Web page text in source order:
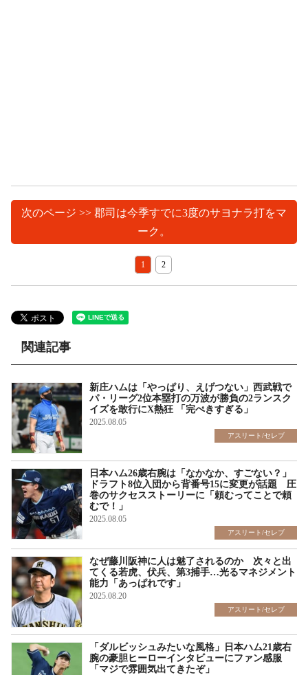
次のページ >> 郡司は今季すでに3度のサヨナラ打をマ
ーク。
1 2
関連記事
新庄ハムは「やっぱり、えげつない」西武戦で
パ・リーグ2位本塁打の万波が勝負の2ランスク
イズを敢行にX熱狂 「完ぺきすぎる」
2025.08.05
アスリート/セレブ
日本ハム26歳右腕は「なかなか、すごない？」
ドラフト8位入団から背番号15に変更が話題 圧
巻のサクセスストーリーに「頼むってことで頼
むで！」
2025.08.05
アスリート/セレブ
なぜ藤川阪神に人は魅了されるのか 次々と出
てくる若虎、伏兵、第3捕手…光るマネジメント
能力「あっぱれです」
2025.08.20
アスリート/セレブ
「ダルビッシュみたいな風格」日本ハム21歳右
腕の豪胆ヒーローインタビューにファン感服
「マジで雰囲気出てきたぞ」